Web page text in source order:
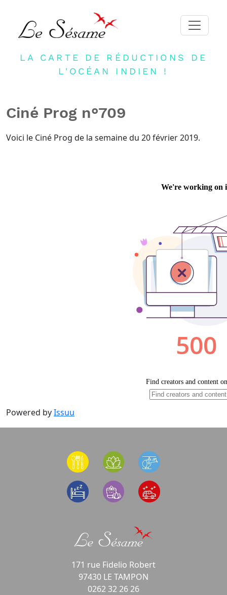
ACCUEIL
BLOG
NEWSLETTER
LA CARTE DE RÉDUCTIONS DE
L'OCÉAN INDIEN !
Ciné Prog n°709
Voici le Ciné Prog de la semaine du 20 février 2019.
Powered byIssuu
171 rue Fidelio Robert
97430 LE TAMPON
0262 32 26 26